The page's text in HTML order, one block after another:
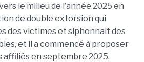
le milieu de l’année 2025 en
de double extorsion qui
des victimes et siphonnait des
et il a commencé à proposer
affiliés en septembre 2025.